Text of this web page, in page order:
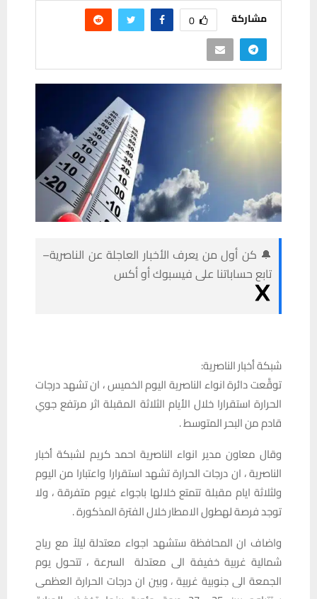
مشاركة 0
🔔 كن أول من يعرف الأخبار العاجلة عن الناصرية–
تابع حساباتنا على فيسبوك أو أكس
شبكة أخبار الناصرية:
توقَّعت دائرة انواء الناصرية اليوم الخميس ، ان تشهد درجات
الحرارة استقرارا خلال الأيام الثلاثة المقبلة اثر مرتفع جوي
قادم من البحر المتوسط .
وقال معاون مدير انواء الناصرية احمد كريم لشبكة أخبار
الناصرية ، ان درجات الحرارة تشهد استقرارا واعتبارا من اليوم
ولثلاثة ايام مقبلة تتمتع خلالها باجواء غيوم متفرقة ، ولا
توجد فرصة لهطول الامطار خلال الفترة المذكورة .
واضاف ان المحافظة ستشهد اجواء معتدلة ليلاً مع رياح
شمالية غربية خفيفة الى معتدلة السرعة ، تتحول يوم
الجمعة الى جنوبية غربية ، وبين ان درجات الحرارة العظمى